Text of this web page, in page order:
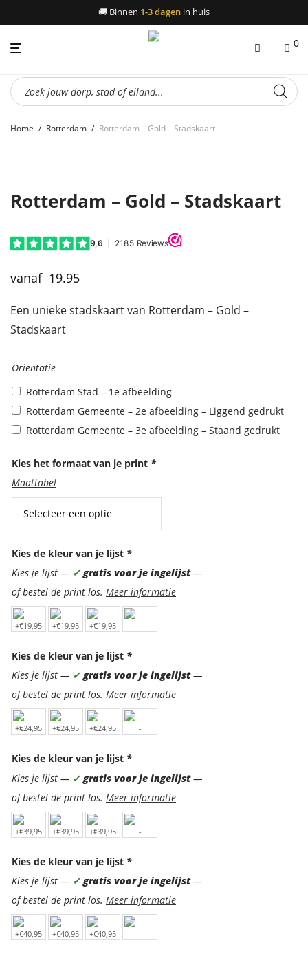
🚚 Binnen 1-3 dagen in huis
0
Producten
zoeken
Home / Rotterdam / Rotterdam – Gold – Stadskaart
Rotterdam – Gold – Stadskaart
19.95
Een unieke stadskaart van Rotterdam – Gold –
Stadskaart
Oriëntatie
Oriëntatie
Rotterdam Stad – 1e afbeelding
Rotterdam Gemeente – 2e afbeelding – Liggend gedrukt
Rotterdam Gemeente – 3e afbeelding – Staand gedrukt
Kies het formaat van je print *
Maattabel
Kies de kleur van je lijst *
Kies je lijst — ✓gratis voor je ingelijst—
of bestel de print los. Meer informatie
Kies de kleur van je lijst *
Kies je lijst — ✓gratis voor je ingelijst—
of bestel de print los. Meer informatie
Kies de kleur van je lijst *
Kies je lijst — ✓ gratis voor je ingelijst—
of bestel de print los. Meer informatie
Kies de kleur van je lijst *
Kies je lijst — ✓ gratis voor je ingelijst—
of bestel de print los. Meer informatie